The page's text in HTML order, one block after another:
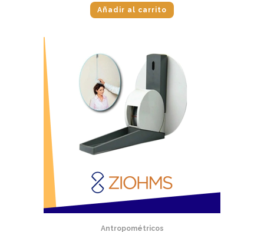
Añadir al carrito
Antropométricos